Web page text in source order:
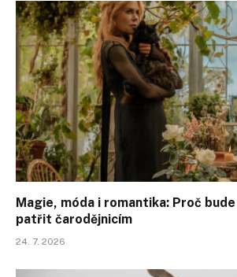
Magie, móda i romantika: Proč
patřit čarodějnicím
24. 7. 2026